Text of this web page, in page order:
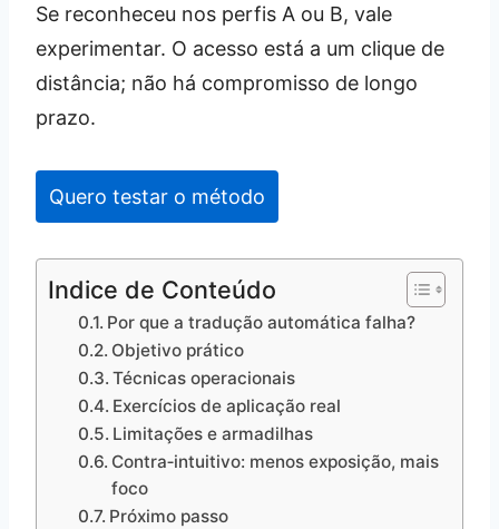
Se reconheceu nos perfis A ou B, vale
experimentar. O acesso está a um clique de
distância; não há compromisso de longo
prazo.
Quero testar o método
Indice de Conteúdo
Por que a tradução automática falha?
Objetivo prático
Técnicas operacionais
Exercícios de aplicação real
Limitações e armadilhas
Contra‑intuitivo: menos exposição, mais
foco
Próximo passo